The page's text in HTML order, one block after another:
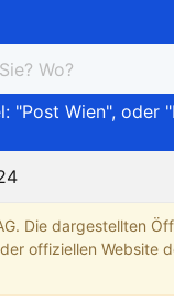
"Post Wien", oder "
Die dargestellten
offiziellen Website